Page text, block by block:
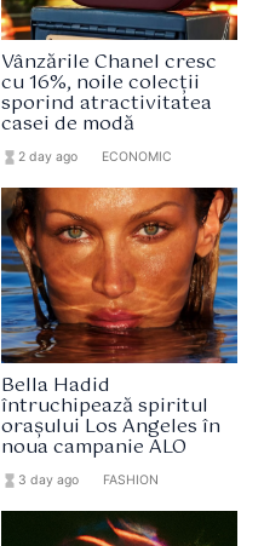
Vânzările Chanel cresc
cu 16%, noile colecții
sporind atractivitatea
casei de modă
hourglass_full 2 day ago ECONOMIC
Bella Hadid
întruchipează spiritul
orașului Los Angeles în
noua campanie ALO
hourglass_full 3 day ago FASHION